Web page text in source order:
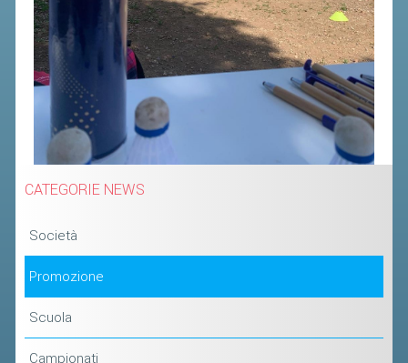
CATEGORIE NEWS
Società
Promozione
Scuola
Campionati